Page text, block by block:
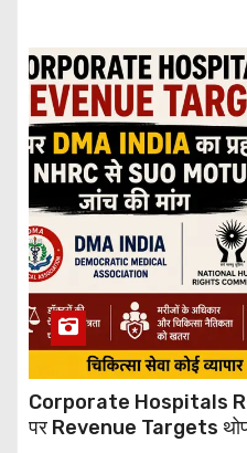
Corporate Hospitals
पर Revenue Targets